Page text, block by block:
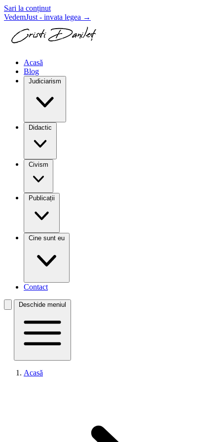
Sari la conținut
VedemJust - invata legea →
Acasă
Blog
Judiciarism
Didactic
Civism
Publicații
Cine sunt eu
Contact
Deschide meniul
Acasă